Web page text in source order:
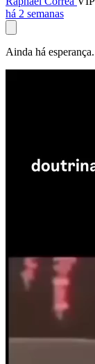
há 2 semanas
Ainda há esperança.